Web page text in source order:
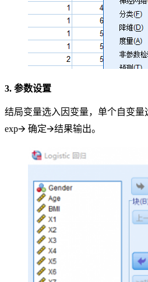
3. 参数设置
结局变量选入因变量，单个自变
exp🡪 确定🡪结果输出。